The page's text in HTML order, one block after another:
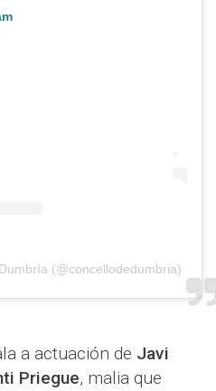
(@concellodedumbria)
a actuación de Javi
Priegue, malia que